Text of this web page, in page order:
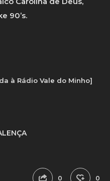
90’s.
à Rádio Vale do Minho]
0 0